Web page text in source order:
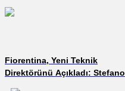
Fiorentina, Yeni Teknik
Direktörünü Açıkladı: Stefano